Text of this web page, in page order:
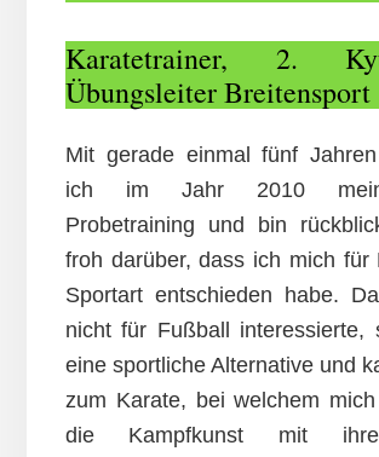
Karatetrainer, 2.
Übungsleiter Breitensport
Mit gerade einmal fünf
ich im Jahr 2010
Probetraining und bin
froh darüber, dass ich mich für
Sportart entschieden habe.
nicht für Fußball interessierte,
eine sportliche Alternative und
zum Karate, bei welchem
die Kampfkunst mit